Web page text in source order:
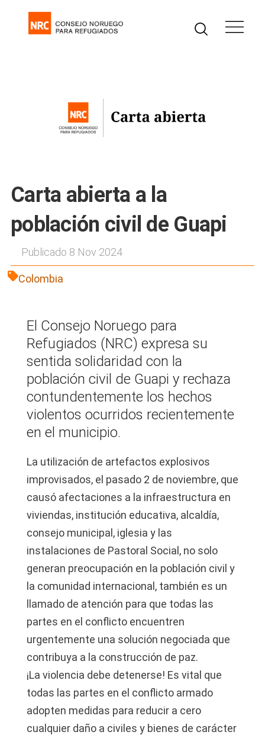
Carta abierta a la
población civil de Guapi
Publicado 8 Nov 2024
Colombia
El Consejo Noruego para
Refugiados (NRC) expresa su
sentida solidaridad con la
población civil de Guapi y rechaza
contundentemente los hechos
violentos ocurridos recientemente
en el municipio.
La utilización de artefactos explosivos
improvisados, el pasado 2 de noviembre, que
causó afectaciones a la infraestructura en
viviendas, institución educativa, alcaldía,
consejo municipal, iglesia y las
instalaciones de Pastoral Social, no solo
generan preocupación en la población civil y
la comunidad internacional, también es un
llamado de atención para que todas las
partes en el conflicto encuentren
urgentemente una solución negociada que
contribuya a la construcción de paz.
¡La violencia debe detenerse! Es vital que
todas las partes en el conflicto armado
adopten medidas para reducir a cero
cualquier daño a civiles y bienes de carácter